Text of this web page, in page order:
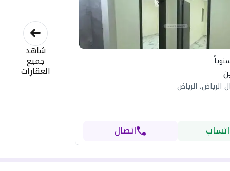
الرياض، الرياض
اتصال
شاهد
جميع
العقارات